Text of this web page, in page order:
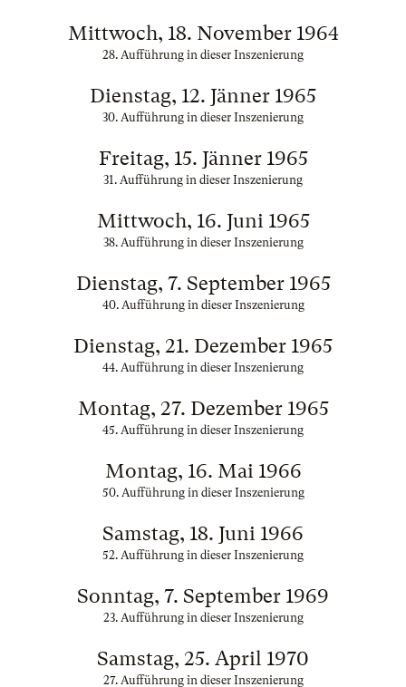
Mittwoch, 18. November 1964
28. Aufführung in dieser Inszenierung
Dienstag, 12. Jänner 1965
30. Aufführung in dieser Inszenierung
Freitag, 15. Jänner 1965
31. Aufführung in dieser Inszenierung
Mittwoch, 16. Juni 1965
38. Aufführung in dieser Inszenierung
Dienstag, 7. September 1965
40. Aufführung in dieser Inszenierung
Dienstag, 21. Dezember 1965
44. Aufführung in dieser Inszenierung
Montag, 27. Dezember 1965
45. Aufführung in dieser Inszenierung
Montag, 16. Mai 1966
50. Aufführung in dieser Inszenierung
Samstag, 18. Juni 1966
52. Aufführung in dieser Inszenierung
Sonntag, 7. September 1969
23. Aufführung in dieser Inszenierung
Samstag, 25. April 1970
27. Aufführung in dieser Inszenierung